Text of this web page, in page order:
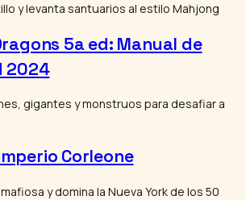
y levanta santuarios al estilo Mahjong
5a ed: Manual de
2024
gigantes y monstruos para desafiar a
Corleone
y domina la Nueva York de los 50